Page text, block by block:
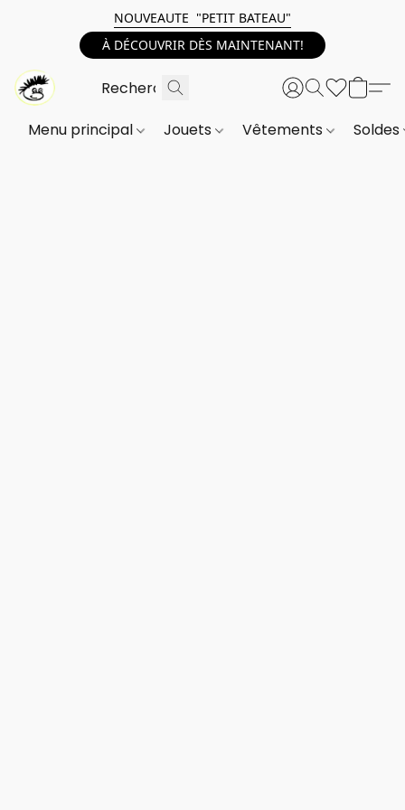
NOUVEAUTE "PETIT BATEAU"
À DÉCOUVRIR DÈS MAINTENANT!
Menu principal Jouets Vêtements Soldes